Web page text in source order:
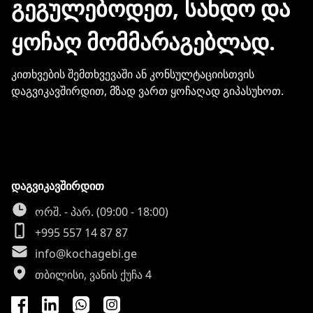
ინფორმაციის გაზიარება.
ᲒᲔᲒᲣᲚᲔᲑᲝᲓᲔᲗ, ᲡᲐᲜᲓᲝ ᲓᲐ
ᲧᲝᲩᲐᲦ ᲛᲝᲛᲛᲐᲠᲐᲒᲔᲑᲚᲐᲓ.
კითხვების შემთხვევაში ან კონსულტაციისთვის
დაგვიკავშირდით, მზად ვართ ყოჩაღად გიპასუხოთ.
დაგვიკავშირდით
ორშ. - პარ. (09:00 - 18:00)
+995 557 14 87 87
info@kochagebi.ge
თბილისი, ვანის ქუჩა 4